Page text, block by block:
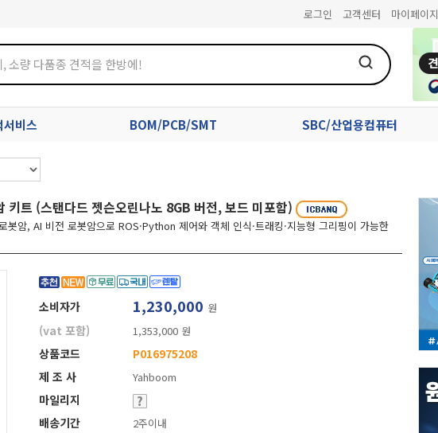
로그인 고객센터 마이페이지
비스 BOM/PCB/SMT SBC/산업용컴퓨터
트 (스탠다드 젯슨오린나노 8GB 버전, 보드 미포함)
암, AI 비전 로봇암으로 ROS·Python 제어와 객체 인식·트래킹·지능형 그리핑이 가능한
소비자가 1,230,000 원
(vat 포함) 1,353,000 원
상품코드
P016975208
제 조 사
Yahboom
마일리지
배송기간
2주이내